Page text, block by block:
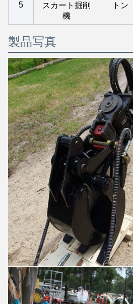
5
スカート掘削
機
トン
製品写真